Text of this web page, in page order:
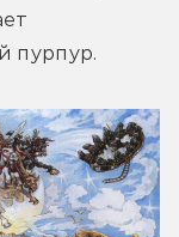
пурпур.